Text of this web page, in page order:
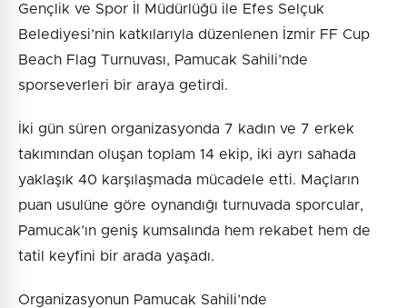
Gençlik ve Spor İl Müdürlüğü ile Efes Selçuk
Belediyesi’nin katkılarıyla düzenlenen İzmir FF Cup
Beach Flag Turnuvası, Pamucak Sahili’nde
sporseverleri bir araya getirdi.
İki gün süren organizasyonda 7 kadın ve 7 erkek
takımından oluşan toplam 14 ekip, iki ayrı sahada
yaklaşık 40 karşılaşmada mücadele etti. Maçların
puan usulüne göre oynandığı turnuvada sporcular,
Pamucak’ın geniş kumsalında hem rekabet hem de
tatil keyfini bir arada yaşadı.
Organizasyonun Pamucak Sahili’nde